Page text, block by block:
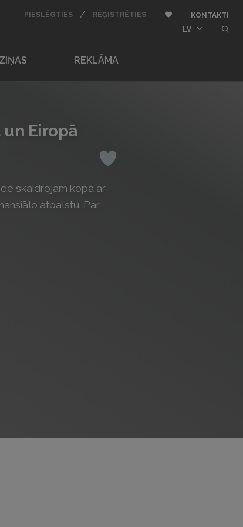
PIESLĒGTIESAUTORIZĒTIES
/ REĢISTRĒTIESREĢISTRĒTIESPievienot pie iemīļota
KONTAKTI
LV
ZIŅAS REKLĀMA
Eiropā
Iepatikas
skaidrojam kopā ar
atbalstu. Par